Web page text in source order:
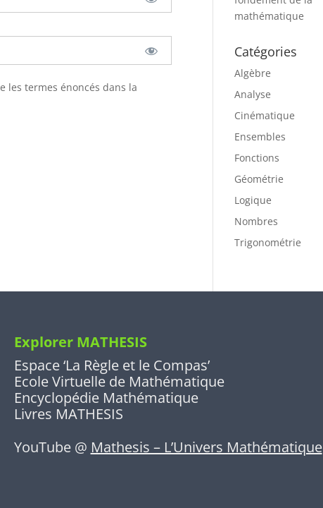
les termes énoncés dans la
mathématique
Catégories
Algèbre
Analyse
Cinématique
Ensembles
Fonctions
Géométrie
Logique
Nombres
Trigonométrie
Explorer MATHESIS
Espace ‘La Règle et le Compas’
Ecole Virtuelle de Mathématique
Encyclopédie Mathématique
Livres MATHESIS
YouTube @ Mathesis – L’Univers Mathématique